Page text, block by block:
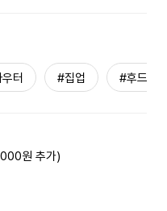
터 #집업 #후드집
원 추가)